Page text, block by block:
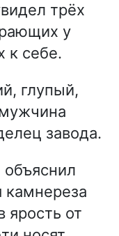
трёх
у
к себе.
глупый,
завода.
камнереза
от